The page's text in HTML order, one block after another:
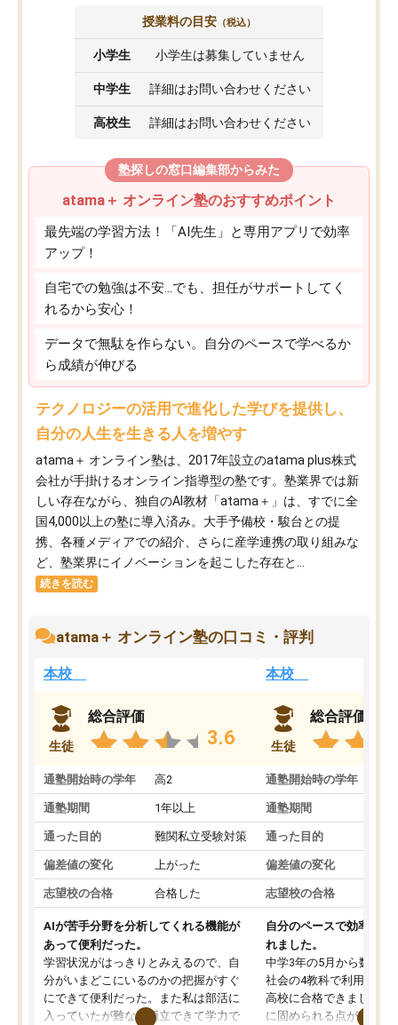
授業料の目安 （税込）
小学生 小学生は募集していません
中学生 詳細はお問い合わせください
高校生 詳細はお問い合わせください
塾探しの窓口編集部からみた
atama＋ オンライン塾のおすすめポイント
最先端の学習方法！「AI先生」と専用アプリで効率
アップ！
自宅での勉強は不安…でも、担任がサポートしてく
れるから安心！
データで無駄を作らない。自分のペースで学べるか
ら成績が伸びる
テクノロジーの活用で進化した学びを提供し、
自分の人生を生きる人を増やす
atama＋ オンライン塾は、2017年設立のatama plus株式
会社が手掛けるオンライン指導型の塾です。塾業界では新
しい存在ながら、独自のAI教材「atama＋」は、すでに全
国4,000以上の塾に導入済み。大手予備校・駿台との提
携、各種メディアでの紹介、さらに産学連携の取り組みな
ど、塾業界にイノベーションを起こした存在と...
続きを読む
atama＋ オンライン塾の口コミ・評判
本校
生徒
総合評価
3.6
通塾開始時の学年 高2
通塾期間 1年以上
通った目的 難関私立受験対策
偏差値の変化 上がった
志望校の合格 合格した
AIが苦手分野を分析してくれる機能が
あって便利だった。
学習状況がはっきりとみえるので、自
分がいまどこにいるのかの把握がすぐ
にできて便利だった。また私は部活に
入っていたが難なく両立できて学力で
本校
生徒
総合評価
通塾開始時の学年
通塾期間
通った目的
偏差値の変化
志望校の合格
自分のペースで効率よく
れました。
中学3年の5月から数学・
社会の4教科で利用し、
高校に合格できました。
に固められる点が魅力で